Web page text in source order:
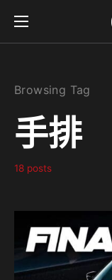
Browsing Tag
手排
18 posts